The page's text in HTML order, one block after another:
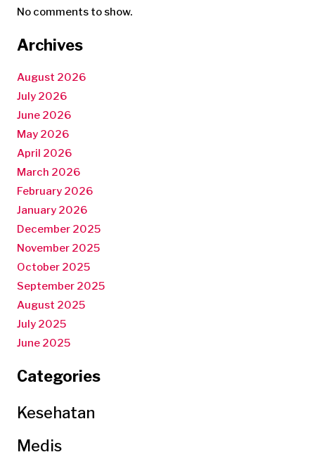
No comments to show.
Archives
August 2026
July 2026
June 2026
May 2026
April 2026
March 2026
February 2026
January 2026
December 2025
November 2025
October 2025
September 2025
August 2025
July 2025
June 2025
Categories
Kesehatan
Medis